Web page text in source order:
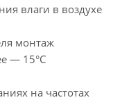
влаги в воздухе
монтаж
— 15°С
на частотах